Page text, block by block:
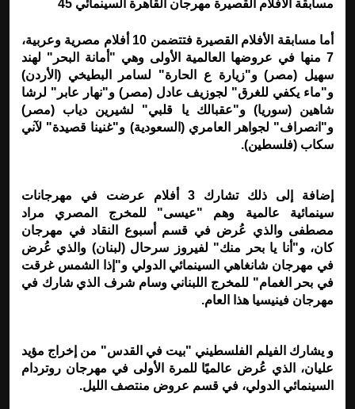
مسابقة الأفلام القصيرة مهرجان القاهرة السينمائي 45
أما مسابقة الأفلام القصيرة فتتضمن 10 أفلام مصرية وعربية،
7 منها في عروضها العالمية الأولى وهي
" أمانة البحر" لهند
سهيل (مصر) و"زيارة ع الحارة" لسامر البطيخي (الأردن)
و"ماء يكفي للغرق" لجوزيف عادل (مصر) و"نهار عابر" لرشا
شاهين (سوريا) و"عقبالك يا قلبي" لشيرين دياب (مصر)
و"انصراف" لجواهر العامري (السعودية) و"غنينا قصيدة" لآني
سكاب (فلسطين).
إضافة إلى ذلك تشارك 3 أفلام عرضت في مهرجانات
سينمائية عالمية وهم "عيسى" للمخرج المصري مراد
مصطفى والذي عُرض في قسم أسبوع النقاد في مهرجان
كان، و"أنا يا بحر منك" لفيروز سرحال (لبنان) والذي عُرض
في مهرجان شانغاهي السينمائي الدولي و"إذا الشمس غرقت
في بحر الغمام" للمخرج اللبناني وسام شرف الذي شارك في
مهرجان فينيسيا هذا العام.
و يشارك الفيلم الفلسطيني "بيت في القدس" من إخراج مؤيد
عليان، الذي عُرض عالميًا للمرة الأولى في مهرجان روتردام
السينمائي الدولي، في قسم عروض منتصف الليل.